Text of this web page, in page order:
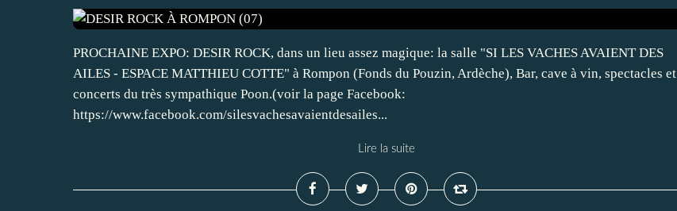
PROCHAINE EXPO: DESIR ROCK, dans un lieu assez magique: la salle "SI LES VACHES AVAIENT DES
AILES - ESPACE MATTHIEU COTTE" à Rompon (Fonds du Pouzin, Ardèche), Bar, cave à vin, spectacles et
concerts du très sympathique Poon.(voir la page Facebook:
https://www.facebook.com/silesvachesavaientdesailes...
Lire la suite